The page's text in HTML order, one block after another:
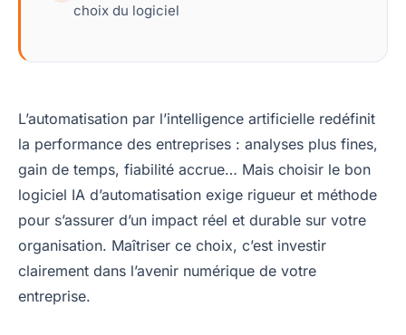
choix du logiciel
L’automatisation par l’intelligence artificielle redéfinit
la performance des entreprises : analyses plus fines,
gain de temps, fiabilité accrue… Mais choisir le bon
logiciel IA d’automatisation exige rigueur et méthode
pour s’assurer d’un impact réel et durable sur votre
organisation. Maîtriser ce choix, c’est investir
clairement dans l’avenir numérique de votre
entreprise.